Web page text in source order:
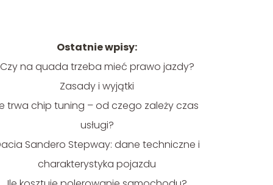
Ostatnie wpisy:
Czy na quada trzeba mieć prawo jazdy?
Zasady i wyjątki
trwa chip tuning – od czego zależy czas
usługi?
Sandero Stepway: dane techniczne i
charakterystyka pojazdu